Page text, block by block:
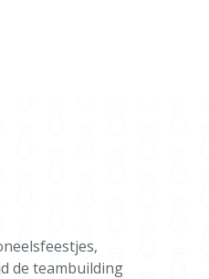
de teambuilding